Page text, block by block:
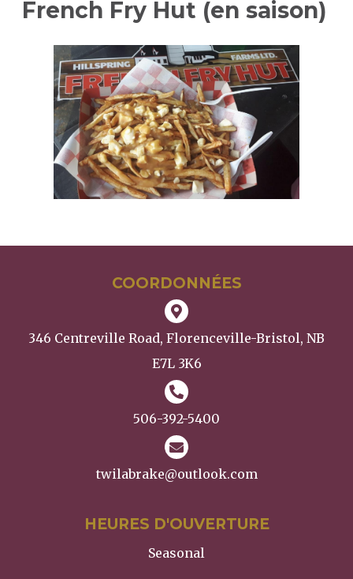
SEARCH
French Fry Hut (en saison)
COORDONNÉES
346 Centreville Road, Florenceville-Bristol, NB
E7L 3K6
506-392-5400
twilabrake@outlook.com
HEURES D'OUVERTURE
Seasonal